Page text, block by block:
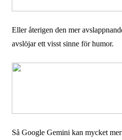
Eller återigen den mer
avslöjar ett visst sinne för humor.
Så Google Gemini kan mycket